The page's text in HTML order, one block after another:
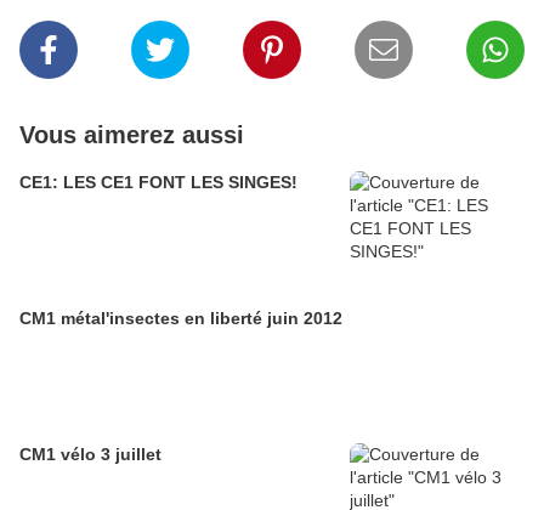
Vous aimerez aussi
CE1: LES CE1 FONT LES SINGES!
CM1 métal'insectes en liberté juin 2012
CM1 vélo 3 juillet